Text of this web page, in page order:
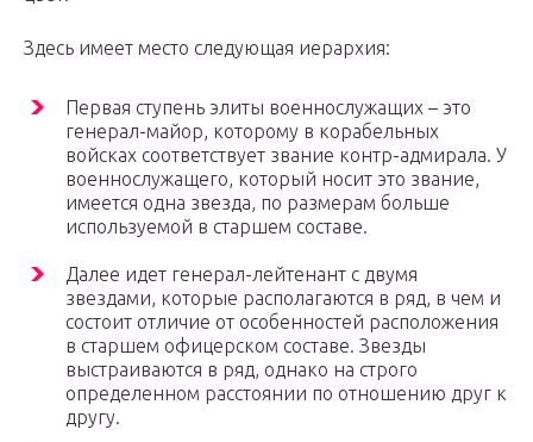
Здесь имеет место следующая иерархия:
Первая ступень элиты военнослужащих – это
генерал-майор, которому в корабельных
войсках соответствует звание контр-адмирала. У
военнослужащего, который носит это звание,
имеется одна звезда, по размерам больше
используемой в старшем составе.
Далее идет генерал-лейтенант с двумя
звездами, которые располагаются в ряд, в чем и
состоит отличие от особенностей расположения
в старшем офицерском составе. Звезды
выстраиваются в ряд, однако на строго
определенном расстоянии по отношению друг к
другу.